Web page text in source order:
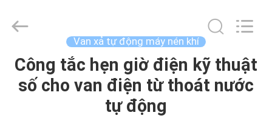
NHÀ
Brando
Hardware
Rights
Reserved.
Van xả tự động máy nén khí
Công tắc hẹn giờ điện kỹ thuật
số cho van điện từ thoát nước
tự động